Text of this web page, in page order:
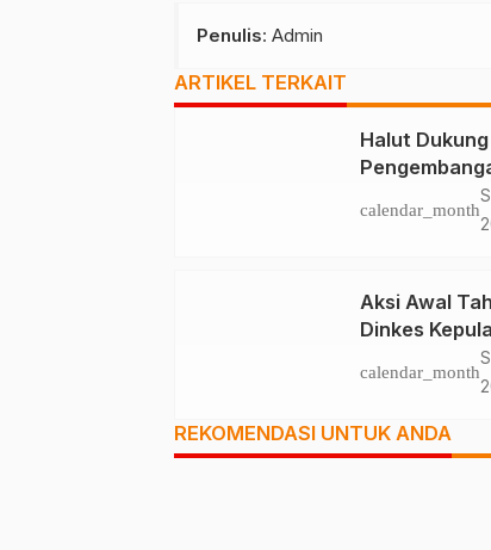
Penulis: Admin
ARTIKEL TERKAIT
Halut Dukung
RSUD Maba
Tipe C
calendar_month
Aksi Awal
Dinkes
Gelar
Gratis di
calendar_month
REKOMENDASI UNTUK ANDA